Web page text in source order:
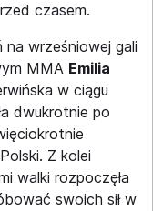
czasem.
wrześniowej gali
MMA Emilia
w ciągu
dwukrotnie po
Z kolei
walki rozpoczęła
swoich sił w